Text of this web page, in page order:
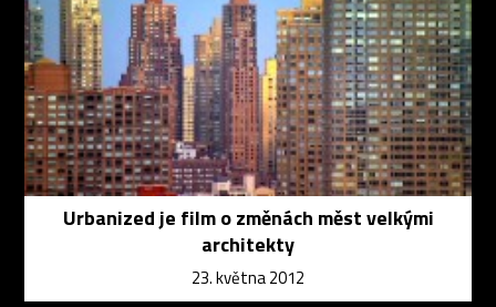
Urbanized je film o změnách měst velkými
architekty
23. května 2012